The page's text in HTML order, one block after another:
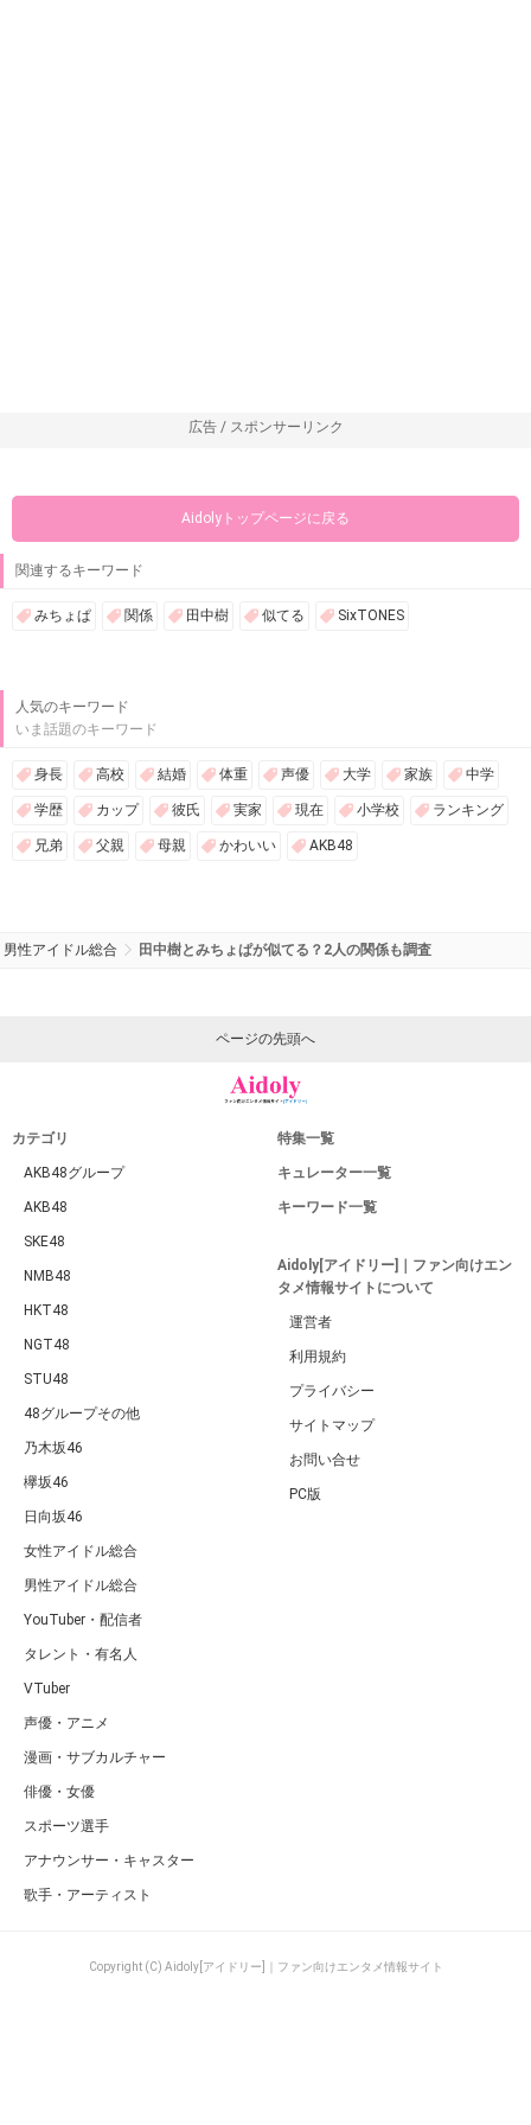
広告 / スポンサーリンク
Aidolyトップページに戻る
関連するキーワード
みちょぱ 関係 田中樹 似てる SixTONES
人気のキーワード
いま話題のキーワード
身長 高校 結婚 体重 声優 大学 家族 中学
学歴 カップ 彼氏 実家 現在 小学校 ランキング
兄弟 父親 母親 かわいい AKB48
男性アイドル総合 田中樹とみちょぱが似てる？2人の関係も調査
ページの先頭へ
カテゴリ
AKB48グループ
AKB48
SKE48
NMB48
HKT48
NGT48
STU48
48グループその他
乃木坂46
欅坂46
日向坂46
女性アイドル総合
男性アイドル総合
YouTuber・配信者
タレント・有名人
VTuber
声優・アニメ
漫画・サブカルチャー
俳優・女優
スポーツ選手
アナウンサー・キャスター
歌手・アーティスト
特集一覧
キュレーター一覧
キーワード一覧
Aidoly[アイドリー]｜ファン向けエン
タメ情報サイトについて
運営者
利用規約
プライバシー
サイトマップ
お問い合せ
PC版
Copyright (C) Aidoly[アイドリー]｜ファン向けエンタメ情報サイト